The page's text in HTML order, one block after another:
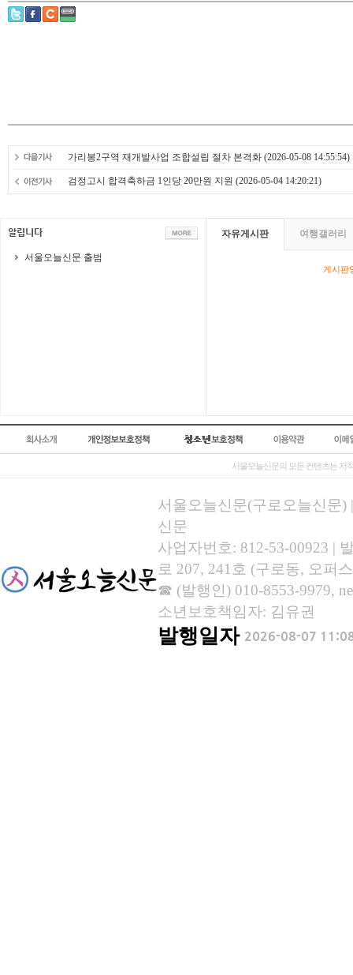
가리봉2구역 재개발사업 조합설립 절차 본격화 (2026-05-08 14:55:54)
검정고시 합격축하금 1인당 20만원 지원 (2026-05-04 14:20:21)
서울오늘신문 출범
자유게시판 여행갤러리
게시판
서울오늘신문의 모든 컨텐츠는 저
서울오늘신문(구로오늘신문)
신문
사업자번호: 812-53-00923 |
로 207, 241호 (구로동, 오퍼
☎ (발행인) 010-8553-9979,
소년보호책임자: 김유권
발행일자